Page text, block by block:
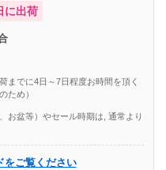
に出荷
までに4日～7日程度お時間を頂く
ため）
お盆等）やセール時期は, 通常より
をご覧ください